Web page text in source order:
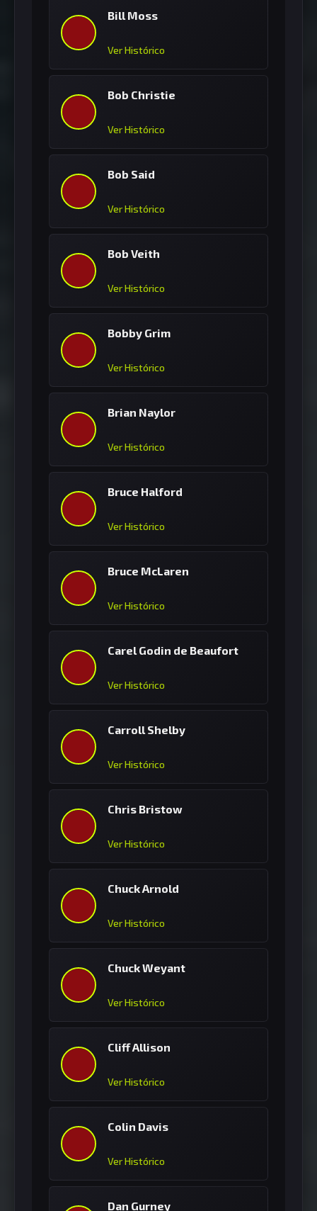
Bill Moss
Ver Histórico
Bob Christie
Ver Histórico
Bob Said
Ver Histórico
Bob Veith
Ver Histórico
Bobby Grim
Ver Histórico
Brian Naylor
Ver Histórico
Bruce Halford
Ver Histórico
Bruce McLaren
Ver Histórico
Carel Godin de Beaufort
Ver Histórico
Carroll Shelby
Ver Histórico
Chris Bristow
Ver Histórico
Chuck Arnold
Ver Histórico
Chuck Weyant
Ver Histórico
Cliff Allison
Ver Histórico
Colin Davis
Ver Histórico
Dan Gurney